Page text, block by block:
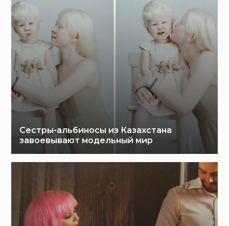
Сестры-альбиносы из Казахстана
завоевывают модельный мир